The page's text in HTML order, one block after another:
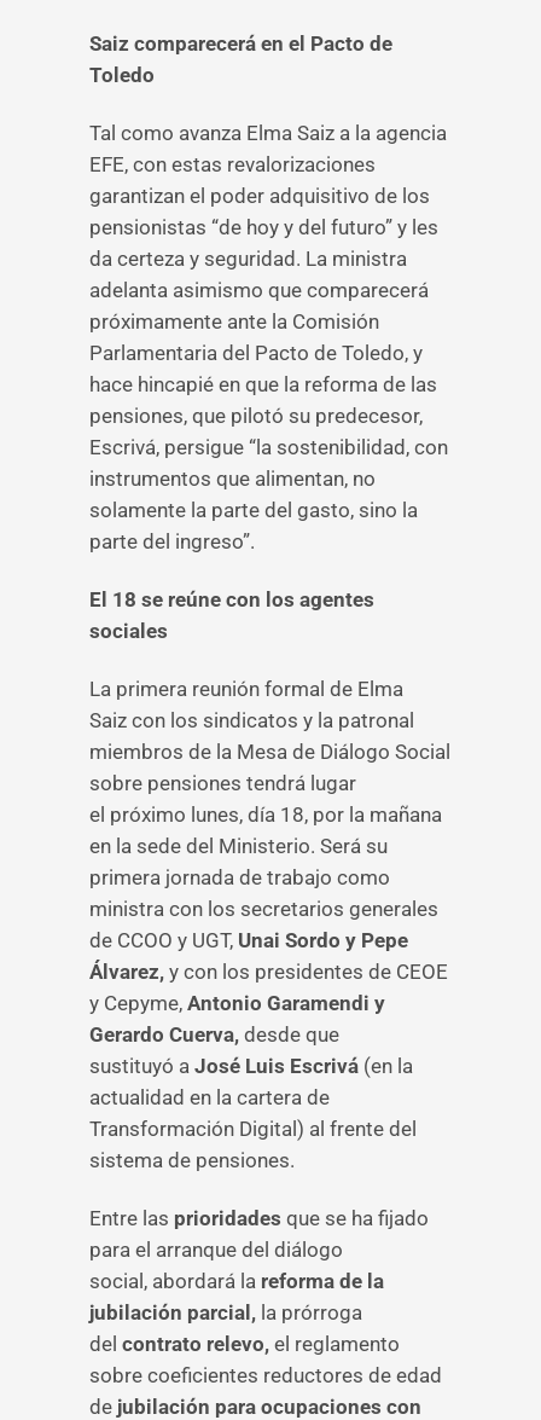
Saiz comparecerá en el Pacto de
Toledo
Tal como avanza Elma Saiz a la agencia
EFE, con estas revalorizaciones
garantizan el poder adquisitivo de los
pensionistas “de hoy y del futuro” y les
da certeza y seguridad. La ministra
adelanta asimismo que comparecerá
próximamente ante la Comisión
Parlamentaria del Pacto de Toledo, y
hace hincapié en que la reforma de las
pensiones, que pilotó su predecesor,
Escrivá, persigue “la sostenibilidad, con
instrumentos que alimentan, no
solamente la parte del gasto, sino la
parte del ingreso”.
El 18 se reúne con los agentes
sociales
La primera reunión formal de Elma
Saiz con los sindicatos y la patronal
miembros de la Mesa de Diálogo Social
sobre pensiones tendrá lugar
el próximo lunes, día 18, por la mañana
en la sede del Ministerio. Será su
primera jornada de trabajo como
ministra con los secretarios generales
de CCOO y UGT, Unai Sordo y Pepe
Álvarez, y con los presidentes de CEOE
y Cepyme, Antonio Garamendi y
Gerardo Cuerva, desde que
sustituyó a José Luis Escrivá (en la
actualidad en la cartera de
Transformación Digital) al frente del
sistema de pensiones.
Entre las prioridades que se ha fijado
para el arranque del diálogo
social, abordará la reforma de la
jubilación parcial, la prórroga
del contrato relevo, el reglamento
sobre coeficientes reductores de edad
de jubilación para ocupaciones con